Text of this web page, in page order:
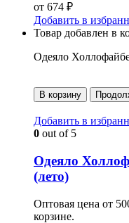
от 674 ₽
Добавить в
Товар добавлен в
Одеяло
В корзину
Добавить в
0 out of 5
Одеяло
(лето)
Оптовая цена от
корзине.